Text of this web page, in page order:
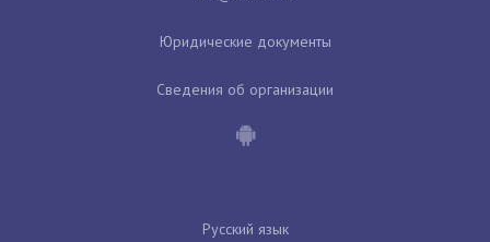
Юридические документы
Сведения об организации
Русский язык